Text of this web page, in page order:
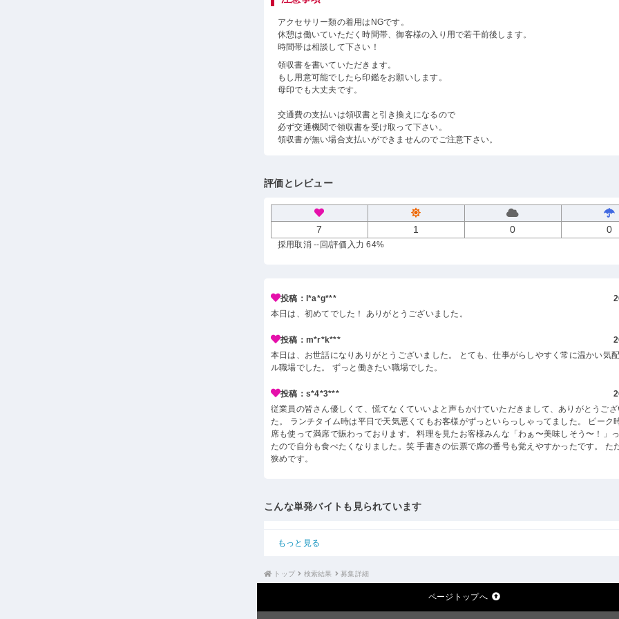
アクセサリー類の着用はNGです。
休憩は働いていただく時間帯、御客様の入り用で若干前後します。
時間帯は相談して下さい！
領収書を書いていただきます。
もし用意可能でしたら印鑑をお願いします。
母印でも大丈夫です。
交通費の支払いは領収書と引き換えになるので
必ず交通機関で領収書を受け取って下さい。
領収書が無い場合支払いができませんのでご注意下さい。
評価とレビュー
7 1 0 0
採用取消 --回/評価入力 64%
投稿：l*a*g***
本日は、初めてでした！ ありがとうございました。
投稿：m*r*k***
本日は、お世話になりありがとうございました。 とても、仕事がらしやすく常に温かい気
ル職場でした。 ずっと働きたい職場でした。
投稿：s*4*3***
従業員の皆さん優しくて、慌てなくていいよと声もかけていただきまして、ありがとうござ
た。 ランチタイム時は平日で天気悪くてもお客様がずっといらっしゃってました。 ピーク
席も使って満席で賑わっております。 料理を見たお客様みんな「わぁ〜美味しそう〜！」
たので自分も食べたくなりました。笑 手書きの伝票で席の番号も覚えやすかったです。 た
狭めです。
こんな単発バイトも見られています
もっと見る
トップ 検索結果 募集詳細
ページトップへ